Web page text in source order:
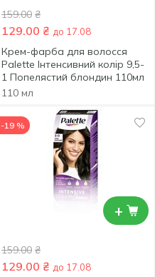
159.00 ₴
129.00 ₴ до 17.08
Крем-фарба для волосся
Palette Інтенсивний колір 9,5-
1 Попелястий блондин 110мл
110 мл
+
-19 %
159.00 ₴
129.00 ₴ до 17.08